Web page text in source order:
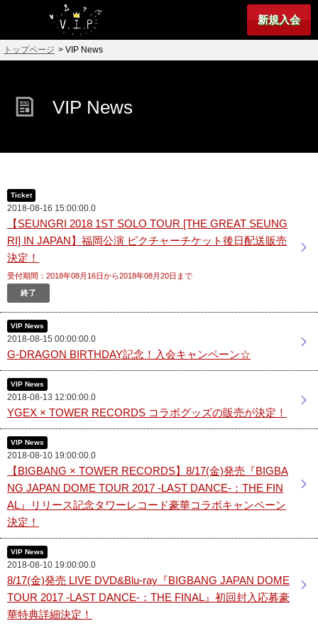
新規入会
トップページ > VIP News
VIP News
Ticket
2018-08-16 15:00:00.0
【SEUNGRI 2018 1ST SOLO TOUR [THE GREAT SEUNG
RI] IN JAPAN】福岡公演 ピクチャーチケット後日配送販売
決定！
受付期間：2018年08月16日から2018年08月20日まで
終了
VIP News
2018-08-15 00:00:00.0
G-DRAGON BIRTHDAY記念！入会キャンペーン☆
VIP News
2018-08-13 12:00:00.0
YGEX × TOWER RECORDS コラボグッズの販売が決定！
VIP News
2018-08-10 19:00:00.0
【BIGBANG × TOWER RECORDS】8/17(金)発売『BIGBA
NG JAPAN DOME TOUR 2017 -LAST DANCE-：THE FIN
AL』リリース記念タワーレコード豪華コラボキャンペーン
決定！
VIP News
2018-08-10 19:00:00.0
8/17(金)発売 LIVE DVD&Blu-ray『BIGBANG JAPAN DOME
TOUR 2017 -LAST DANCE-：THE FINAL』初回封入応募豪
華特典詳細決定！